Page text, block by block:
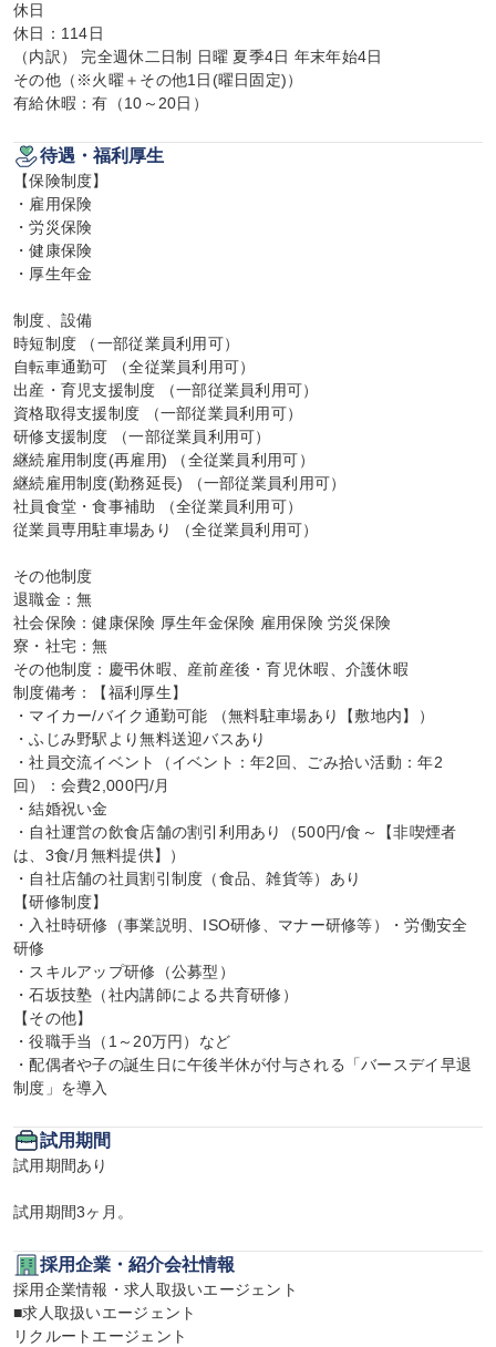
休日
休日：114日
（内訳） 完全週休二日制 日曜 夏季4日 年末年始4日
その他（※火曜＋その他1日(曜日固定)）
有給休暇：有（10～20日）
待遇・福利厚生
【保険制度】
・雇用保険
・労災保険
・健康保険
・厚生年金
制度、設備
時短制度 （一部従業員利用可）
自転車通勤可 （全従業員利用可）
出産・育児支援制度 （一部従業員利用可）
資格取得支援制度 （一部従業員利用可）
研修支援制度 （一部従業員利用可）
継続雇用制度(再雇用) （全従業員利用可）
継続雇用制度(勤務延長) （一部従業員利用可）
社員食堂・食事補助 （全従業員利用可）
従業員専用駐車場あり （全従業員利用可）
その他制度
退職金：無
社会保険：健康保険 厚生年金保険 雇用保険 労災保険
寮・社宅：無
その他制度：慶弔休暇、産前産後・育児休暇、介護休暇
制度備考：【福利厚生】
・マイカー/バイク通勤可能 （無料駐車場あり【敷地内】）
・ふじみ野駅より無料送迎バスあり
・社員交流イベント（イベント：年2回、ごみ拾い活動：年2
回）：会費2,000円/月
・結婚祝い金
・自社運営の飲食店舗の割引利用あり（500円/食～【非喫煙者
は、3食/月無料提供】）
・自社店舗の社員割引制度（食品、雑貨等）あり
【研修制度】
・入社時研修（事業説明、ISO研修、マナー研修等）・労働安全
研修
・スキルアップ研修（公募型）
・石坂技塾（社内講師による共育研修）
【その他】
・役職手当（1～20万円）など
・配偶者や子の誕生日に午後半休が付与される「バースデイ早退
制度」を導入
試用期間
試用期間あり
試用期間3ヶ月。
採用企業・紹介会社情報
採用企業情報・求人取扱いエージェント
■求人取扱いエージェント
リクルートエージェント